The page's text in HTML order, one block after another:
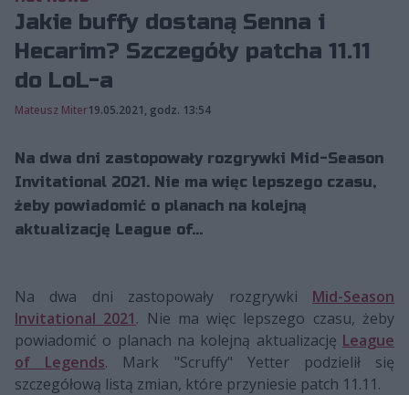
Jakie buffy dostaną Senna i
Hecarim? Szczegóły patcha 11.11
do LoL-a
Mateusz Miter19.05.2021, godz. 13:54
Na dwa dni zastopowały rozgrywki Mid-Season
Invitational 2021. Nie ma więc lepszego czasu,
żeby powiadomić o planach na kolejną
aktualizację League of...
Na dwa dni zastopowały rozgrywki Mid-Season
Invitational 2021. Nie ma więc lepszego czasu, żeby
powiadomić o planach na kolejną aktualizację League
of Legends. Mark "Scruffy" Yetter podzielił się
szczegółową listą zmian, które przyniesie patch 11.11.